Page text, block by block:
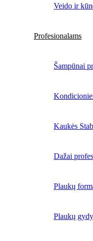
Veido ir
Profesionalams
Šampūnai
Kaukės
Dažai
Plaukų
Plaukų